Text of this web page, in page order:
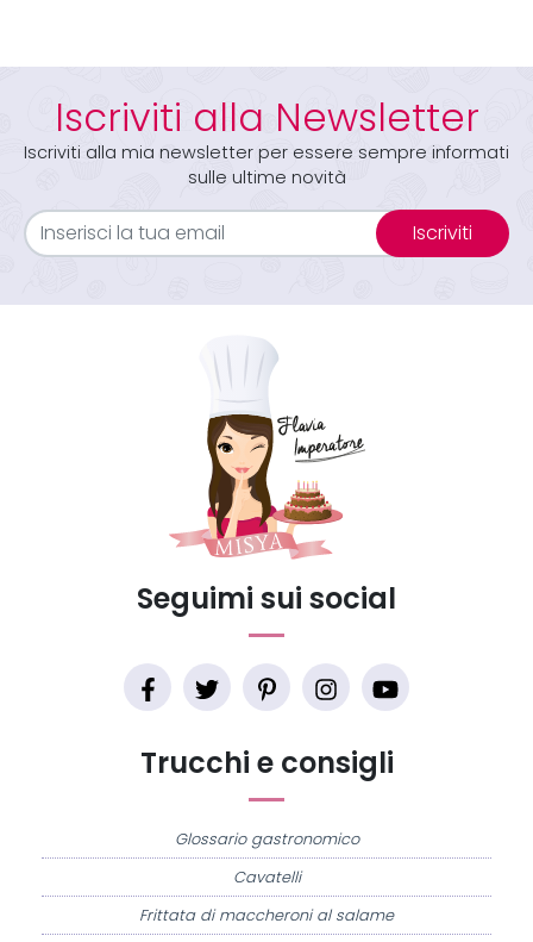
Iscriviti alla Newsletter
Iscriviti alla mia newsletter per essere sempre informati
sulle ultime novità
Iscriviti
Trucchi e consigli
Glossario gastronomico
Cavatelli
Frittata di maccheroni al salame
Seguimi sui social